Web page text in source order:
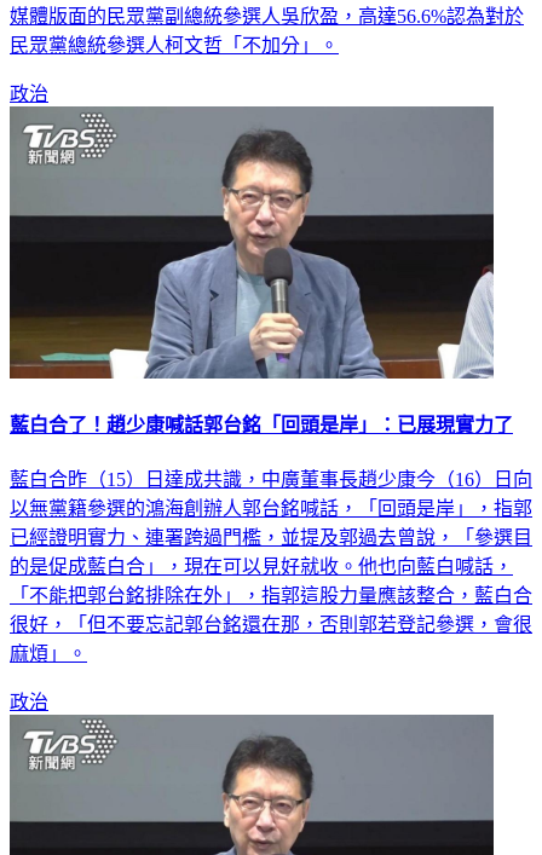
媒體版面的民眾黨副總統參選人吳欣盈，高達56.6%認為對於
民眾黨總統參選人柯文哲「不加分」。
政治
藍白合了！趙少康喊話郭台銘「回頭是岸」：已展現實力了
藍白合昨（15）日達成共識，中廣董事長趙少康今（16）日向
以無黨籍參選的鴻海創辦人郭台銘喊話，「回頭是岸」，指郭
已經證明實力、連署跨過門檻，並提及郭過去曾說，「參選目
的是促成藍白合」，現在可以見好就收。他也向藍白喊話，
「不能把郭台銘排除在外」，指郭這股力量應該整合，藍白合
很好，「但不要忘記郭台銘還在那，否則郭若登記參選，會很
麻煩」。
政治